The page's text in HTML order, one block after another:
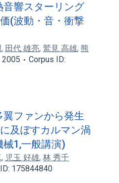
響スターリング
(波動・音・衝撃
, 田代 雄亮, 鷲見 高雄, 熊
2005
Corpus ID:
ファンから発生
及ぼすカルマン渦
1,一般講演)
, 児玉 好雄, 林 秀千
175844840